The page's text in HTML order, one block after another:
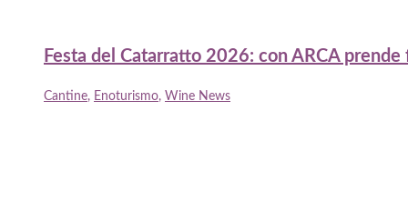
Festa del Catarratto 2026: con ARCA
Cantine, Enoturismo, Wine News